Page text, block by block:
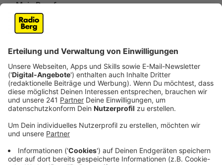
Mein Beruf:
Heilerziehungspfleger/Wohnhausleiter
Mein Wohnort:
Ich bin politisch aktiv, weilich gerne Verantwortung
für unsere Gesellschaft übernehme und ich unserem
Land etwas zurück geben möchte, für das was es uns
gibt, nämlich Frieden, Wohlstand und Freiheit
Mein größtes politisches Vorbild istWinston
Churchill, weil er als Vordenker für mehr Europa stand
und ohne ihn Europa unter der Herrschaft des Terrors
und des Nationalsozialismus untergegangen wäre.
Helmut Schmidt: Als Kanzler in Krisenzeiten des